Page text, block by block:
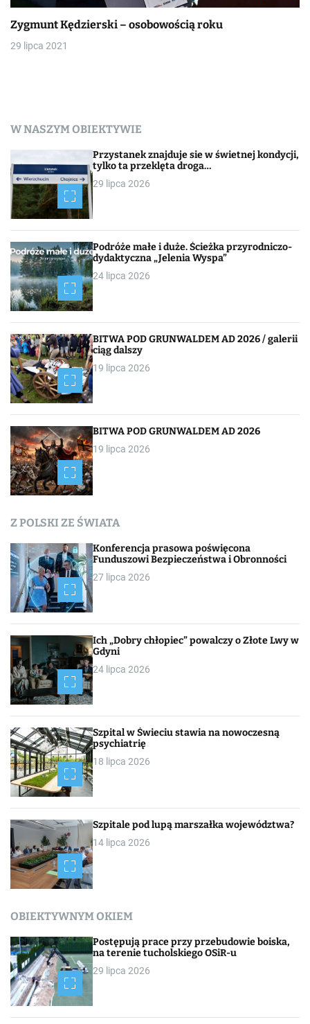
Zygmunt Kędzierski – osobowością roku
29 lipca 2021
W NASZYM OBIEKTYWIE
Przystanek znajduje sie w świetnej kondycji,
tylko ta przeklęta droga…
29 lipca 2026
Podróże małe i duże. Ścieżka przyrodniczo-
dydaktyczna „Jelenia Wyspa”
24 lipca 2026
BITWA POD GRUNWALDEM AD 2026 / galerii
ciąg dalszy
19 lipca 2026
BITWA POD GRUNWALDEM AD 2026
19 lipca 2026
Z POLSKI ZE ŚWIATA
Konferencja prasowa poświęcona
Funduszowi Bezpieczeństwa i Obronności
27 lipca 2026
Ich „Dobry chłopiec” powalczy o Złote Lwy w
Gdyni
24 lipca 2026
Szpital w Świeciu stawia na nowoczesną
psychiatrię
18 lipca 2026
Szpitale pod lupą marszałka województwa?
14 lipca 2026
OBIEKTYWNYM OKIEM
Postępują prace przy przebudowie boiska,
na terenie tucholskiego OSiR-u
29 lipca 2026